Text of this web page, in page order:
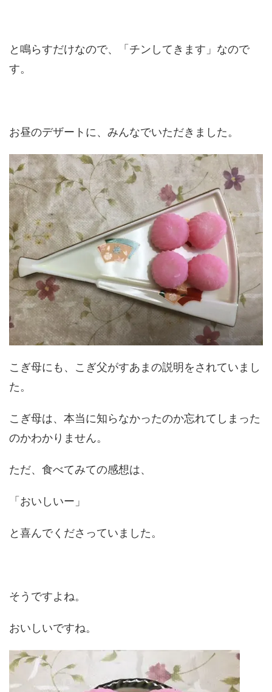
と鳴らすだけなので、「チンしてきます」なので
す。
お昼のデザートに、みんなでいただきました。
こぎ母にも、こぎ父がすあまの説明をされていまし
た。
こぎ母は、本当に知らなかったのか忘れてしまった
のかわかりません。
ただ、食べてみての感想は、
「おいしいー」
と喜んでくださっていました。
そうですよね。
おいしいですね。